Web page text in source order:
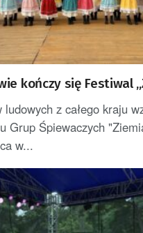
kończy się Festiwal
ludowych z całego kraju
Grup Śpiewaczych
w...